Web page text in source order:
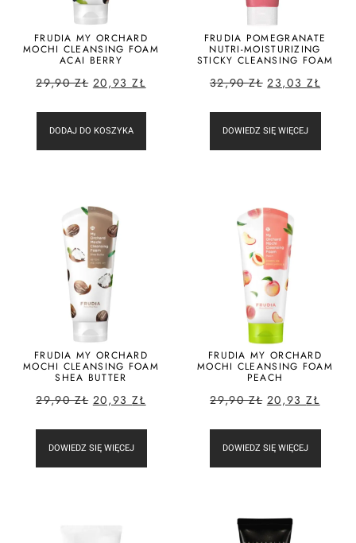
FRUDIA MY ORCHARD
MOCHI CLEANSING FOAM
ACAI BERRY
29,90ZŁ 20,93ZŁ
DODAJ DO KOSZYKA
FRUDIA POMEGRANATE
NUTRI-MOISTURIZING
STICKY CLEANSING FOAM
32,90ZŁ 23,03 ZŁ
DOWIEDZ SIĘ WIĘCEJ
FRUDIA MY ORCHARD
MOCHI CLEANSING FOAM
SHEA BUTTER
29,90ZŁ 20,93ZŁ
DOWIEDZ SIĘ WIĘCEJ
FRUDIA MY ORCHARD
MOCHI CLEANSING FOAM
PEACH
29,90ZŁ 20,93ZŁ
DOWIEDZ SIĘ WIĘCEJ